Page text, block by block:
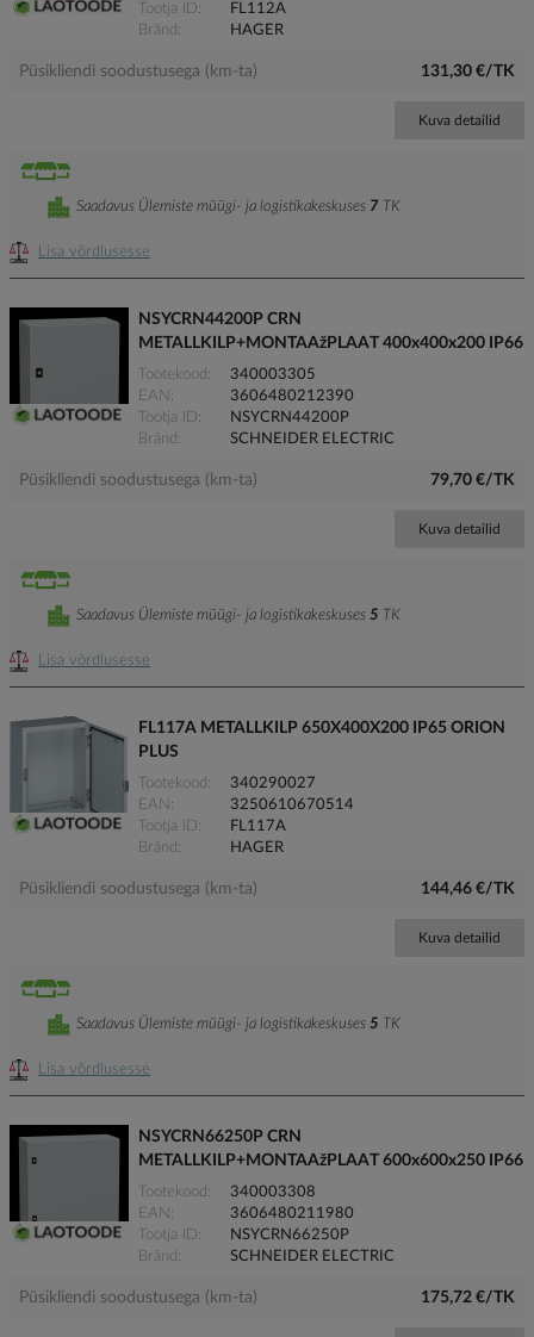
Tootja ID
FL112A
Bränd
HAGER
Püsikliendi soodustusega (km-ta) 131,30 €/TK
Kuva detailid
Lisa võrdlusesse
Saadavus Ülemiste müügi- ja logistikakeskuses 7 TK
NSYCRN44200P CRN
METALLKILP+MONTAAžPLAAT 400x400x200 IP66
Tootekood
340003305
EAN
3606480212390
Tootja ID
NSYCRN44200P
Bränd
SCHNEIDER ELECTRIC
Püsikliendi soodustusega (km-ta) 79,70 €/TK
Kuva detailid
Lisa võrdlusesse
Saadavus Ülemiste müügi- ja logistikakeskuses 5 TK
FL117A METALLKILP 650X400X200 IP65 ORION
PLUS
Tootekood
340290027
EAN
3250610670514
Tootja ID
FL117A
Bränd
HAGER
Püsikliendi soodustusega (km-ta) 144,46 €/TK
Kuva detailid
Lisa võrdlusesse
Saadavus Ülemiste müügi- ja logistikakeskuses 5 TK
NSYCRN66250P CRN
METALLKILP+MONTAAžPLAAT 600x600x250 IP66
Tootekood
340003308
EAN
3606480211980
Tootja ID
NSYCRN66250P
Bränd
SCHNEIDER ELECTRIC
Püsikliendi soodustusega (km-ta) 175,72 €/TK